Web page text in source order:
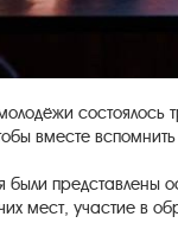
состоялось
вместе
представлены
мест, участие в